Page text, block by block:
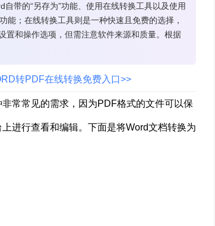
带的“另存为”功能、使用在线转换工具以及使用
能；在线转换工具则是一种快速且免费的选择，
置和操作选项，但需注意软件来源和质量。根据
转PDF在线转换免费入口>>
常常见的需求，因为PDF格式的文件可以保
进行查看和编辑。下面是将Word文档转换为